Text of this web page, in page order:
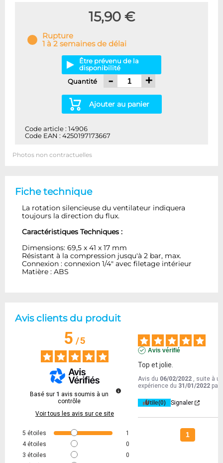
15,90 €
Rupture
1 à 2 semaines de délai
Être prévenu de la
disponibilité
Quantité
- +
Ajouter au panier
Code article : 14906
Code EAN : 4250197173667
Photos non contractuelles
Fiche technique
La rotation silencieuse du ventilateur indiquera
toujours la direction du flux.
Caractéristiques Techniques :
Dimensions: 69,5 x 41 x 17 mm
Résistant à la compression jusqu'à 2 bar, max.
Connexion : connexion 1/4" avec filetage intérieur
Matière : ABS
Avis clients du produit
5/5
Basé sur 1 avis soumis à un
contrôle
Voir tous les avis sur ce site
5 étoiles
1
4 étoiles
0
3 étoiles
0
Avis vérifié
Top et jolie.
Avis du 06/02/2022 , suite à
expérience du 31/01/2022 par
Utile(0) Signaler
1